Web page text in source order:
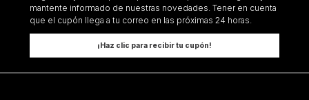
mantente informado de nuestras novedades. Tener en cuenta
que el cupón llega a tu correo en las próximas 24 horas.
¡Haz clic para recibir tu cupón!